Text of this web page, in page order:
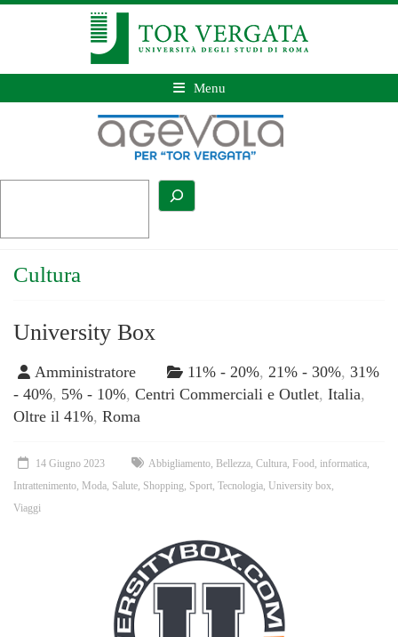
Menu
Cultura
University Box
Amministratore 11% - 20%, 21% - 30%, 31%
- 40%, 5% - 10%, Centri Commerciali e Outlet, Italia,
Oltre il 41%, Roma
14 Giugno 2023 Abbigliamento Bellezza Cultura Food informatica
Intrattenimento Moda Salute Shopping Sport Tecnologia University box
Viaggi